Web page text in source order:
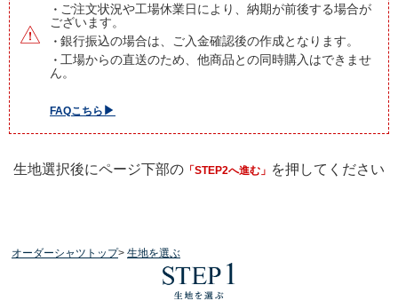
・ ご注文状況や工場休業日により、納期が前後する場合が
ございます。
・ 銀行振込の場合は、ご入金確認後の作成となります。
・ 工場からの直送のため、他商品との同時購入はできませ
ん。
FAQこちら ▶︎
生地選択後にページ下部の 「STEP2へ進む」 を押してください
オーダーシャツトップ> 生地を選ぶ